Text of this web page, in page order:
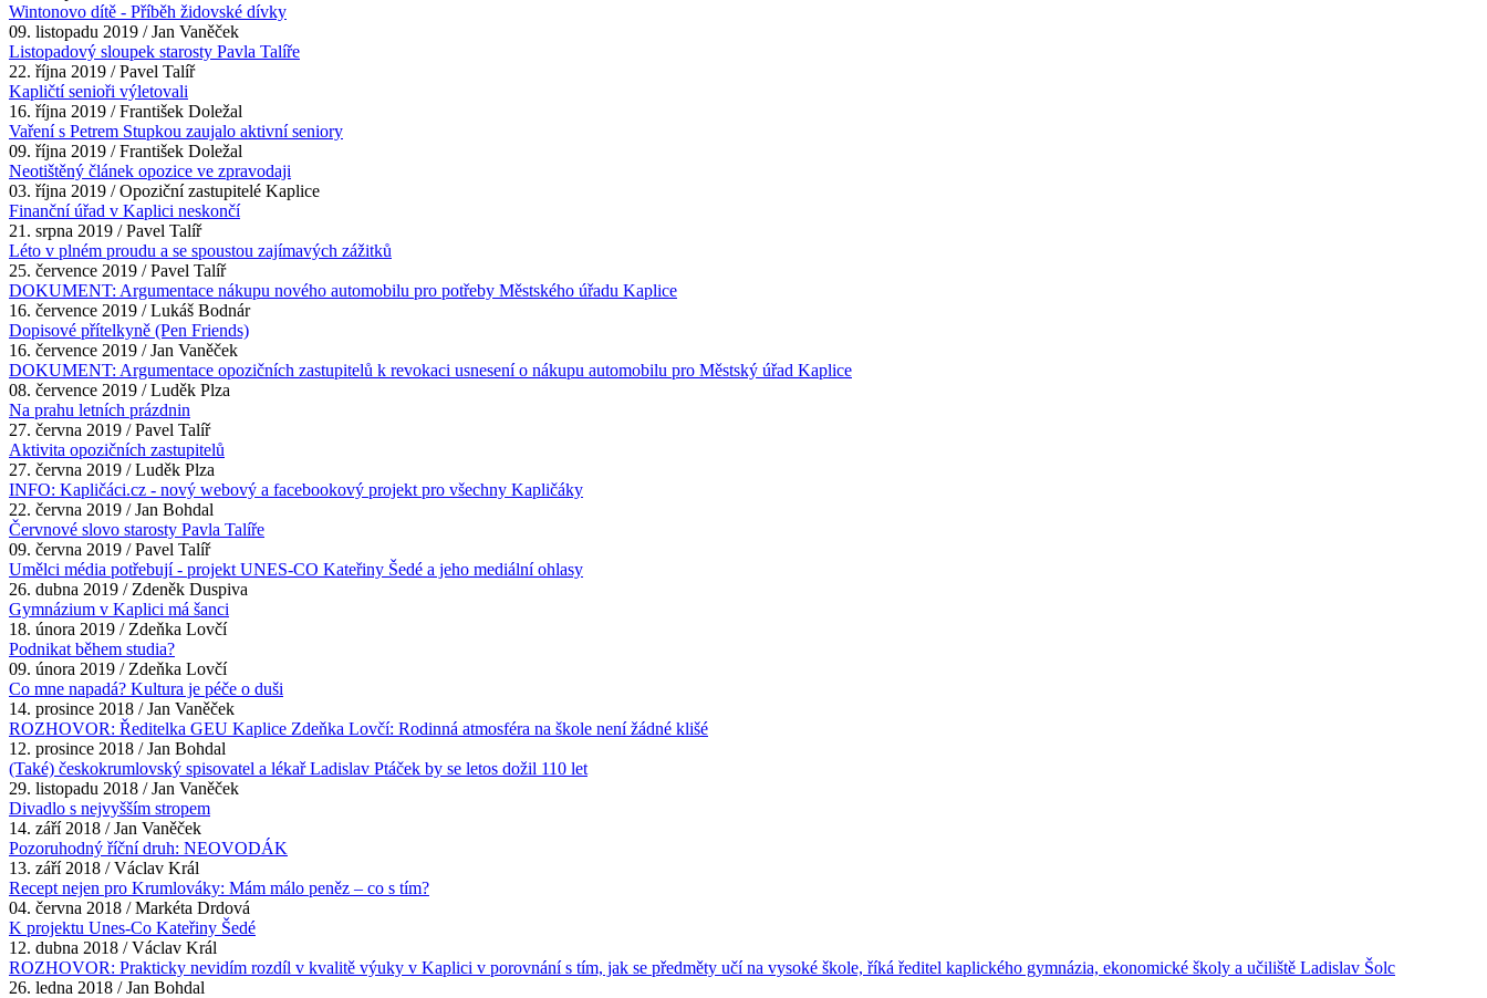
Wintonovo dítě - Příběh židovské dívky
09. listopadu 2019 / Jan Vaněček
Listopadový sloupek starosty Pavla Talíře
22. října 2019 / Pavel Talíř
Kapličtí senioři výletovali
16. října 2019 / František Doležal
Vaření s Petrem Stupkou zaujalo aktivní seniory
09. října 2019 / František Doležal
Neotištěný článek opozice ve zpravodaji
03. října 2019 / Opoziční zastupitelé Kaplice
Finanční úřad v Kaplici neskončí
21. srpna 2019 / Pavel Talíř
Léto v plném proudu a se spoustou zajímavých zážitků
25. července 2019 / Pavel Talíř
DOKUMENT: Argumentace nákupu nového automobilu pro potřeby Městského úřadu Kaplice
16. července 2019 / Lukáš Bodnár
Dopisové přítelkyně (Pen Friends)
16. července 2019 / Jan Vaněček
DOKUMENT: Argumentace opozičních zastupitelů k revokaci usnesení o nákupu automobilu pro Městský úřad Kaplice
08. července 2019 / Luděk Plza
Na prahu letních prázdnin
27. června 2019 / Pavel Talíř
Aktivita opozičních zastupitelů
27. června 2019 / Luděk Plza
INFO: Kapličáci.cz - nový webový a facebookový projekt pro všechny Kapličáky
22. června 2019 / Jan Bohdal
Červnové slovo starosty Pavla Talíře
09. června 2019 / Pavel Talíř
Umělci média potřebují - projekt UNES-CO Kateřiny Šedé a jeho mediální ohlasy
26. dubna 2019 / Zdeněk Duspiva
Gymnázium v Kaplici má šanci
18. února 2019 / Zdeňka Lovčí
Podnikat během studia?
09. února 2019 / Zdeňka Lovčí
Co mne napadá? Kultura je péče o duši
14. prosince 2018 / Jan Vaněček
ROZHOVOR: Ředitelka GEU Kaplice Zdeňka Lovčí: Rodinná atmosféra na škole není žádné klišé
12. prosince 2018 / Jan Bohdal
(Také) českokrumlovský spisovatel a lékař Ladislav Ptáček by se letos dožil 110 let
29. listopadu 2018 / Jan Vaněček
Divadlo s nejvyšším stropem
14. září 2018 / Jan Vaněček
Pozoruhodný říční druh: NEOVODÁK
13. září 2018 / Václav Král
Recept nejen pro Krumlováky: Mám málo peněz – co s tím?
04. června 2018 / Markéta Drdová
K projektu Unes-Co Kateřiny Šedé
12. dubna 2018 / Václav Král
ROZHOVOR: Prakticky nevidím rozdíl v kvalitě výuky v Kaplici v porovnání s tím, jak se předměty učí na vysoké škole, říká ředitel kaplického gymnázia, ekonomické školy a učiliště Ladislav Šolc
26. ledna 2018 / Jan Bohdal